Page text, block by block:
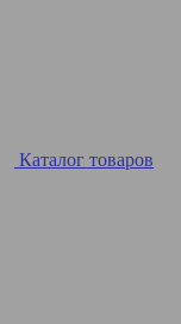
Каталог товаров